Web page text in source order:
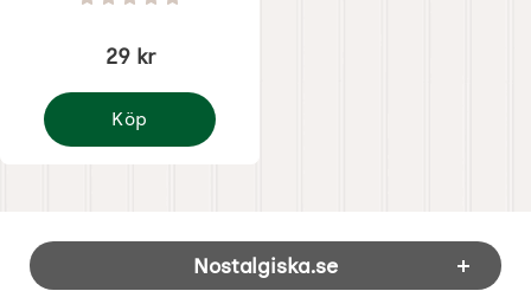
Betyg: 0 Stjärnor av 5
29 kr
Köp
Pappersmugg 8-p Sommarflagga
Sidfot Blandad info och länkar
Nostalgiska.se